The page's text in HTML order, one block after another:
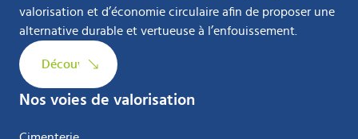
valorisation et d’économie circulaire afin de proposer une
alternative durable et vertueuse à l’enfouissement.
Découvrir
Nos voies de valorisation